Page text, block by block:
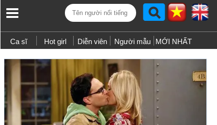
Ca sĩ Hot girl Diễn viên Người mẫu MỚI NHẤT